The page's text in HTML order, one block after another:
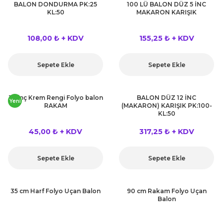
BALON DONDURMA PK:25
KL:50
108,00 ₺ + KDV
Sepete Ekle
100 LÜ BALON DÜZ 5 İNC
MAKARON KARIŞIK
155,25 ₺ + KDV
Sepete Ekle
Yeni
34 inç Krem Rengi Folyo balon
RAKAM
45,00 ₺ + KDV
Sepete Ekle
BALON DÜZ 12 İNC
(MAKARON) KARIŞIK PK:100-
KL:50
317,25 ₺ + KDV
Sepete Ekle
35 cm Harf Folyo Uçan Balon
90 cm Rakam Folyo Uçan
Balon